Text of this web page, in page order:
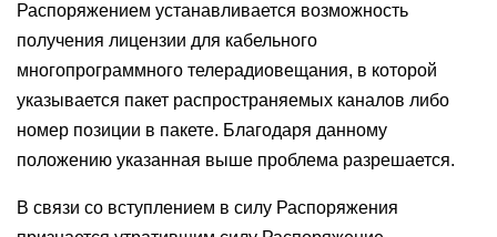
Распоряжением устанавливается возможность
получения лицензии для кабельного
многопрограммного телерадиовещания, в которой
указывается пакет распространяемых каналов либо
номер позиции в пакете. Благодаря данному
положению указанная выше проблема разрешается.
В связи со вступлением в силу Распоряжения